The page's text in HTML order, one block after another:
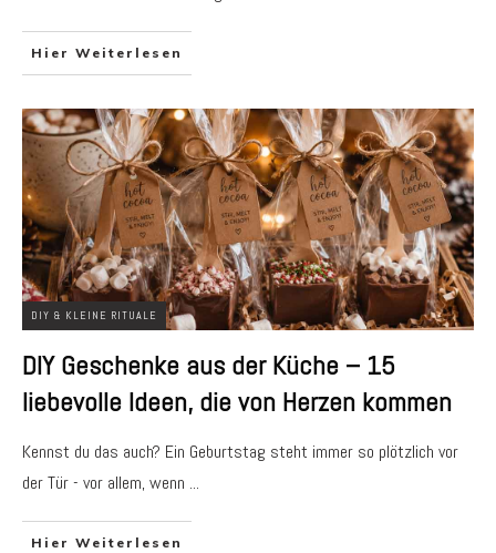
Hier Weiterlesen
DIY & KLEINE RITUALE
DIY Geschenke aus der Küche – 15
liebevolle Ideen, die von Herzen kommen
Kennst du das auch? Ein Geburtstag steht immer so plötzlich vor
der Tür - vor allem, wenn ...
Hier Weiterlesen